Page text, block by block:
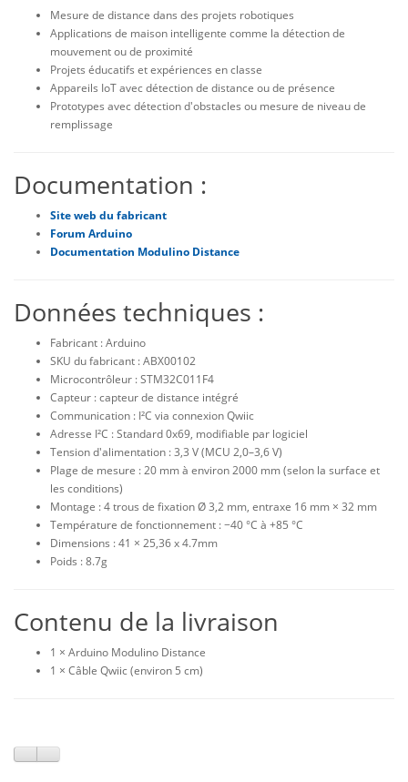
Mesure de distance dans des projets robotiques
Applications de maison intelligente comme la détection de
mouvement ou de proximité
Projets éducatifs et expériences en classe
Appareils IoT avec détection de distance ou de présence
Prototypes avec détection d'obstacles ou mesure de niveau de
remplissage
Documentation :
Site web du fabricant
Forum Arduino
Documentation Modulino Distance
Données techniques :
Fabricant : Arduino
SKU du fabricant : ABX00102
Microcontrôleur : STM32C011F4
Capteur : capteur de distance intégré
Communication : I²C via connexionQwiic
Adresse I²C : Standard 0x69, modifiable par logiciel
Tension d'alimentation : 3,3 V (MCU 2,0–3,6 V)
Plage de mesure : 20 mm à environ 2000 mm (selon la surface et
les conditions)
Montage : 4 trous de fixation Ø 3,2 mm, entraxe 16 mm × 32 mm
Température de fonctionnement :−40 °C à +85 °C
Dimensions : 41 × 25,36 x 4.7mm
Poids : 8.7g
Contenu de la livraison
1 × Arduino Modulino Distance
1 × Câble Qwiic (environ 5 cm)